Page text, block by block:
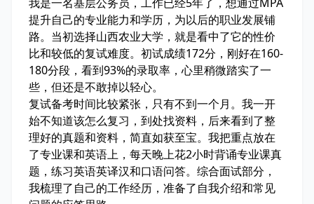
提升自己的专业能力和学历，为以后的职业发展铺
路。当初选择山西农业大学，就是看中了它的性价
比和较低的复试难度。初试成绩172分，刚好在160-
180分段，看到93%的录取率，心里稍微踏实了一
些，但还是不敢掉以轻心。
复试备考时间比较紧张，只有不到一个月。我一开
始不知道该怎么复习，到处找资料，后来看到了整
理好的真题和资料，简直如获至宝。我把重点放在
了专业课和英语上，每天晚上花2小时背诵专业课真
题，练习英语英译汉和口语问答。综合面试部分，
我梳理了自己的工作经历，准备了自我介绍和常见